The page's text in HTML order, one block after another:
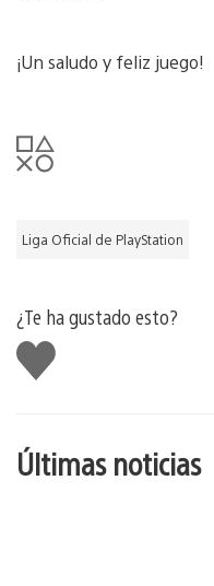
¡Un saludo y feliz juego!
Liga Oficial de PlayStation
¿Te ha gustado esto?
Me
gusta
Últimas noticias